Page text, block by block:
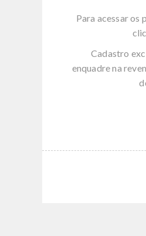
Para acessar os
Cadastro
enquadre na